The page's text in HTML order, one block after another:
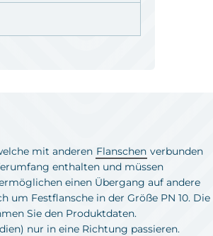
mit anderen Flanschen verbunden
enthalten und müssen
einen Übergang auf andere
um Festflansche in der Größe PN 10. Die
Sie den Produktdaten.
nur in eine Richtung passieren.